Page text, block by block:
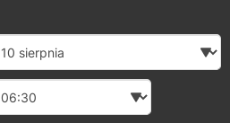
Date
Wybierz